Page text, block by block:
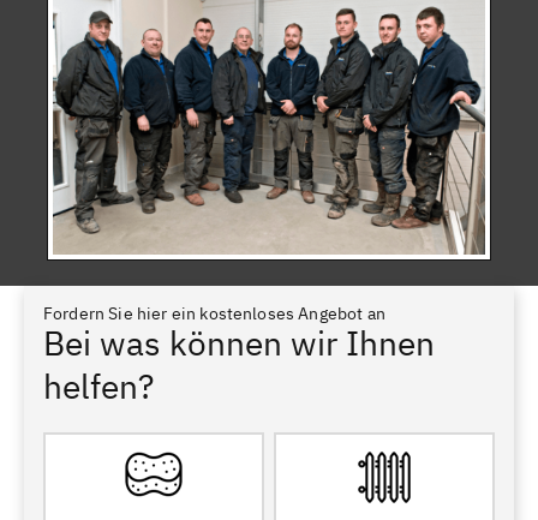
Fordern Sie hier ein kostenloses Angebot an
Bei was können wir Ihnen
helfen?